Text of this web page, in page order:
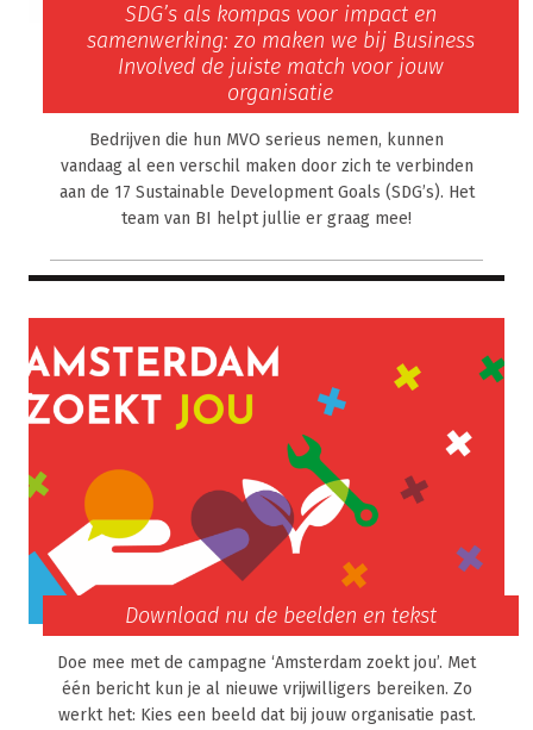
SDG’s als kompas voor impact en
samenwerking: zo maken we bij Business
Involved de juiste match voor jouw
organisatie
Bedrijven die hun MVO serieus nemen, kunnen
vandaag al een verschil maken door zich te verbinden
aan de 17 Sustainable Development Goals (SDG’s). Het
team van BI helpt jullie er graag mee!
Download nu de beelden en tekst
Doe mee met de campagne ‘Amsterdam zoekt jou’. Met
één bericht kun je al nieuwe vrijwilligers bereiken. Zo
werkt het: Kies een beeld dat bij jouw organisatie past.